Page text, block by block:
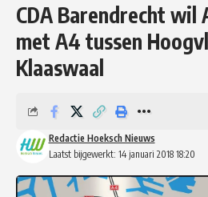
CDA Barendrecht wil
met A4 tussen
Klaaswaal
Laatst bijgewerkt: 14 januari 2018 18:20
Redactie Hoeksch Nieuws